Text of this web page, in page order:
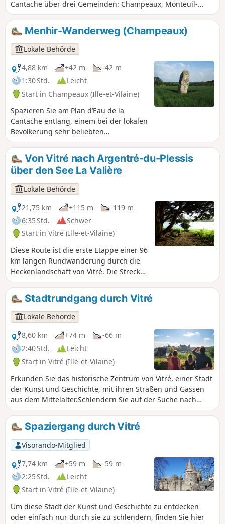
Cantache über drei Gemeinden: Champeaux, Monteuil-
sous-Pérouse und Pocé-les-Bois. Als Winterquartier für
Zugvögel ist ihre Anwesenheit ein wahrhaftiges Wunder.
Menhir-Wanderweg (Champeaux)
Lokale Behörde
4,88 km
+42 m
-42 m
1:30 Std.
Leicht
Start in Champeaux (Ille-et-Vilaine)
Spazieren Sie am Plan d’Eau de la
Cantache entlang, einem bei der lokalen
Bevölkerung sehr beliebten
Erholungsgebiet: Angeln,
Vogelbeobachtung, Wandern … Sie
kommen dabei am Menhir von Haute
Pierre vorbei. FFR-zertifizierte
Rundwanderung, gelb markiert(PR®),
ergänzt durch grüne Pfeile mit der
Nummer 15 (gegen den Uhrzeigersinn).
Kann sowohl zu Fuß als auch mit dem
Mountainbike zurückgelegt werden.
Von Vitré nach Argentré-du-Plessis
über den See La Valière
Lokale Behörde
21,75 km
+115 m
-119 m
6:35 Std.
Schwer
Start in Vitré (Ille-et-Vilaine)
Diese Route ist die erste Etappe einer 96
km langen Rundwanderung durch die
Heckenlandschaft von Vitré. Die Strecke
besteht größtenteils aus Hohlwegen
und führt Sie unter anderem in die
Nähe des Château des Rochers-Sévigné
sowie zum See La Valière.
Stadtrundgang durch Vitré
Lokale Behörde
8,60 km
+74 m
-66 m
2:40 Std.
Leicht
Start in Vitré (Ille-et-Vilaine)
Erkunden Sie das historische Zentrum von Vitré, einer Stadt
der Kunst und Geschichte, mit ihren Straßen und Gassen
aus dem Mittelalter.Schlendern Sie auf der Suche nach
kulturellen Schätzen durch diese Route, die an den
wichtigsten Sehenswürdigkeiten vorbeiführt.Ein wahrer
Ausflug ins Herz der Geschichte und der Lebensart à la
Vitréenne! Beenden Sie den Spaziergang mit einem Besuch
der mittelalterlichen Burg.Folgen Sie der Schritt-für-Schritt-
Anleitung statt der GPX-Route, um es sich einfacher zu
machen.
Spaziergang durch Vitré
Visorando-Mitglied
7,74 km
+59 m
-59 m
2:25 Std.
Leicht
Start in Vitré (Ille-et-Vilaine)
Um diese Stadt der Kunst und Geschichte zu entdecken
oder einfach nur durch sie zu schlendern, finden Sie hier